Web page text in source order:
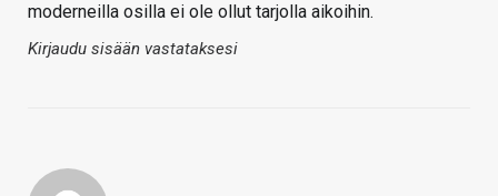
moderneilla osilla ei ole ollut tarjolla aikoihin.
Kirjaudu sisään vastataksesi